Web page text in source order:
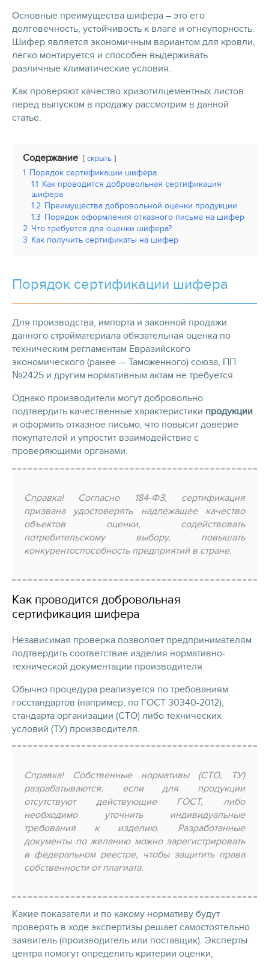
Основные преимущества шифера – это его
долговечность, устойчивость к влаге и огнеупорность.
Шифер является экономичным вариантом для кровли,
легко монтируется и способен выдерживать
различные климатические условия.
Как проверяют качество хризотилцементных листов
перед выпуском в продажу рассмотрим в данной
статье.
Содержание скрыть
1 Порядок сертификации шифера
1.1 Как проводится добровольная сертификация
шифера
1.2 Преимущества добровольной оценки продукции
1.3 Порядок оформления отказного письма на шифер
2 Что требуется для оценки шифера?
3 Как получить сертификаты на шифер
Порядок сертификации шифера
Для производства, импорта и законной продажи
данного стройматериала обязательная оценка по
техническим регламентам Евразийского
экономического (ранее — Таможенного) союза, ПП
№2425 и другим нормативным актам не требуется.
Однако производители могут добровольно
подтвердить качественные характеристики продукции
и оформить отказное письмо, что повысит доверие
покупателей и упростит взаимодействие с
проверяющими органами.
Справка! Согласно 184-ФЗ, сертификация
призвана удостоверять надлежащее качество
объектов оценки, содействовать
потребительскому выбору, повышать
конкурентоспособность предприятий в стране.
Как проводится добровольная
сертификация шифера
Независимая проверка позволяет предпринимателям
подтвердить соответствие изделия нормативно-
технической документации производителя.
Обычно процедура реализуется по требованиям
госстандартов (например, по ГОСТ 30340-2012),
стандарта организации (СТО) либо технических
условий (ТУ) производителя.
Справка! Собственные нормативы (СТО, ТУ)
разрабатываются, если для продукции
отсутствуют действующие ГОСТ, либо
необходимо уточнить индивидуальные
требования к изделию. Разработанные
документы по желанию можно зарегистрировать
в федеральном реестре, чтобы защитить права
собственности от плагиата.
Какие показатели и по какому нормативу будут
проверять в ходе экспертизы решает самостоятельно
заявитель (производитель или поставщик). Эксперты
центра помогут определить критерии оценки,